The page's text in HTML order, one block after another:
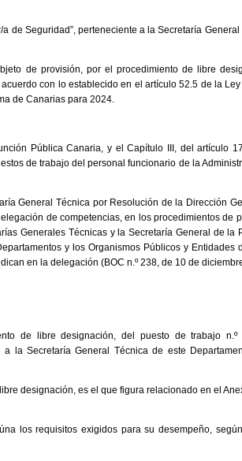
de Seguridad”, perteneciente a la Secretaría General
de provisión, por el procedimiento de libre
con lo establecido en el artículo 52.5 de la
de Canarias para 2024.
Pública Canaria, y el Capítulo III, del artículo
de trabajo del personal funcionario de la
General Técnica por Resolución de la Dirección
de competencias, en los procedimientos de
Generales Técnicas y la Secretaría General de la
y los Organismos Públicos y Entidades
en la delegación (BOC n.º 238, de 10 de
de libre designación, del puesto de trabajo n.º
a la Secretaría General Técnica de este
designación, es el que figura relacionado en el
los requisitos exigidos para su desempeño,